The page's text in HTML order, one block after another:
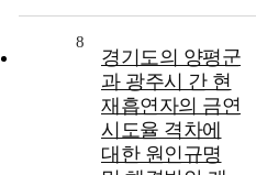
8
경기도의 양평군
과 광주시 간 현
재흡연자의 금연
시도율 격차에
대한 원인규명